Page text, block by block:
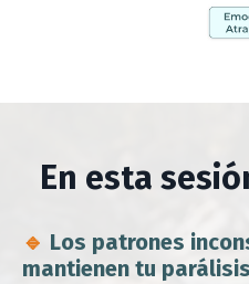
En esta
🔹 Los patrones
mantienen tu